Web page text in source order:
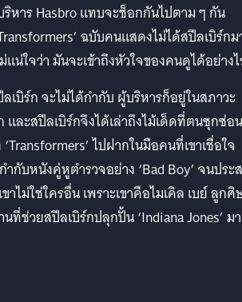
หาร Hasbro แทบจะช็อกกันไปตาม ๆ กัน
ฉบับคนแสดงไม่ได้สปีลเบิร์ก
แน่ใจว่า มันจะเข้าถึงหัวใจของคนดูได้อย่าง
ลเบิร์ก จะไม่ได้กำกับ ผู้บริหารก็อยู่ในสภาวะ
ละสปีลเบิร์กจึงได้เล่าถึงไม้เด็ดที่ตนซุกซ่อ
ไปฝากในมือคนที่เขาเชื่อใจ
กับหนังคู่หูตำรวจอย่าง ‘Bad Boy’ จนประ
าไม่ใช่ใครอื่น เพราะเขาคือไมเคิล เบย์ ลูก
ที่ช่วยสปีลเบิร์กปลุกปั้น ‘Indiana Jones’ มา